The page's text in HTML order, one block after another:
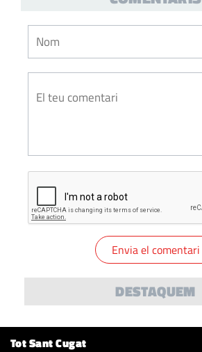
DESTAQUEM
Tot Sant Cugat